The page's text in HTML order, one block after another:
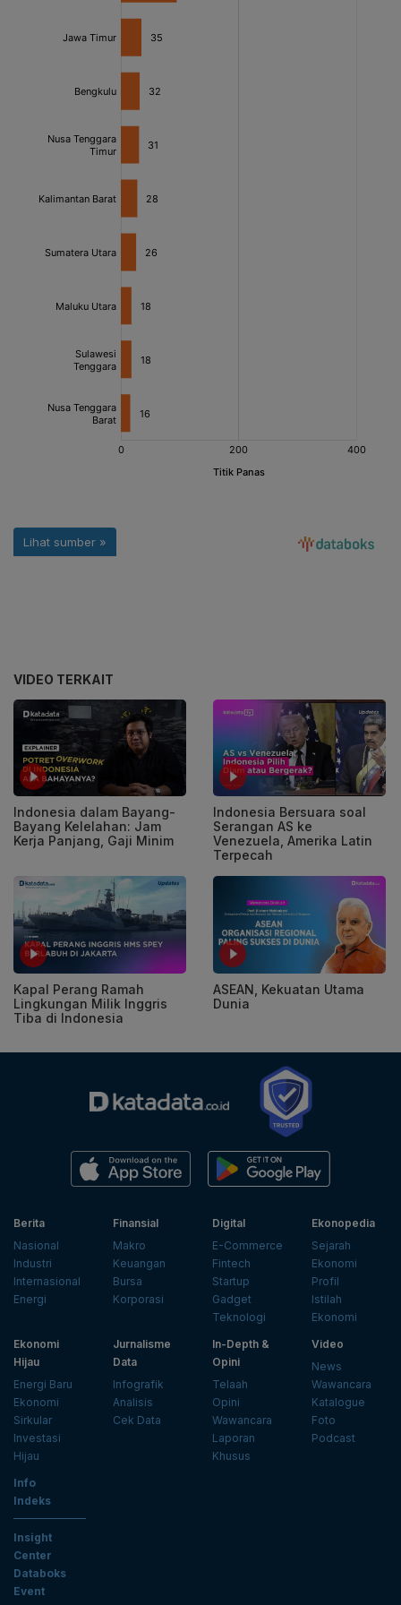
VIDEO TERKAIT
Indonesia dalam Bayang-
Bayang Kelelahan: Jam
Kerja Panjang, Gaji Minim
Indonesia Bersuara soal
Serangan AS ke
Venezuela, Amerika Latin
Terpecah
Kapal Perang Ramah
Lingkungan Milik Inggris
Tiba di Indonesia
ASEAN, Kekuatan Utama
Dunia
Berita
Nasional
Industri
Internasional
Energi
Finansial
Makro
Keuangan
Bursa
Korporasi
Digital
E-Commerce
Fintech
Startup
Gadget
Teknologi
Ekonopedia
Sejarah
Ekonomi
Profil
Istilah
Ekonomi
Ekonomi
Hijau
Energi Baru
Ekonomi
Sirkular
Investasi
Hijau
Jurnalisme
Data
Infografik
Analisis
Cek Data
In-Depth &
Opini
Telaah
Opini
Wawancara
Laporan
Khusus
Video
News
Wawancara
Katalogue
Foto
Podcast
Info
Indeks
Insight
Center
Databoks
Event